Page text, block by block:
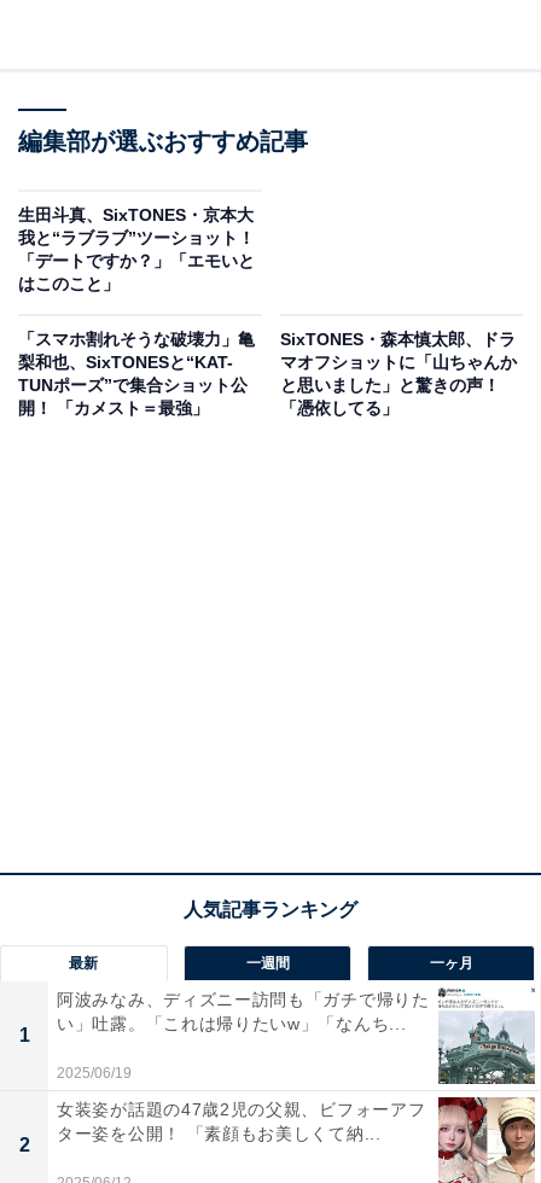
編集部が選ぶおすすめ記事
生田斗真、SixTONES・京本大
我と“ラブラブ”ツーショット！
「デートですか？」「エモいと
はこのこと」
「スマホ割れそうな破壊力」亀
梨和也、SixTONESと“KAT-
TUNポーズ”で集合ショット公
開！ 「カメスト＝最強」
SixTONES・森本慎太郎、ドラ
マオフショットに「山ちゃんか
と思いました」と驚きの声！
「憑依してる」
最新 一週間 一ヶ月
1
阿波みなみ、ディズニー訪問も「ガチで帰りた
い」吐露。「これは帰りたいw」「なんち...
2025/06/19
2
女装姿が話題の47歳2児の父親、ビフォーアフ
ター姿を公開！ 「素顔もお美しくて納...